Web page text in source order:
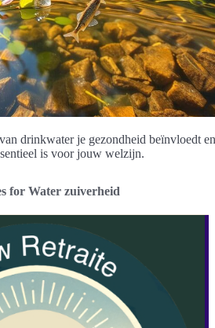
drinkwater je gezondheid beïnvloedt en
is voor jouw welzijn.
for Water zuiverheid